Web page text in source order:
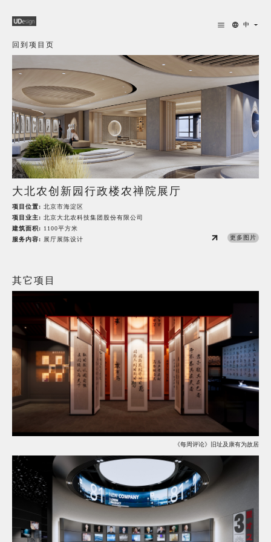
中
回到项目页
大北农创新园行政楼农禅院展厅
更多图片
项目位置: 北京市海淀区
项目业主: 北京大北农科技集团股份有限公司
建筑面积: 1100平方米
服务内容: 展厅展陈设计
其它项目
《每周评论》旧址及康有为故居